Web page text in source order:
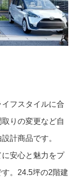
フスタイルに合
りの変更など自
計商品です。
に安心と魅力をプ
。24.5坪の2階建